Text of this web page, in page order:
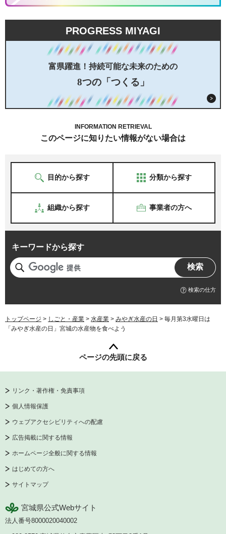
PROGRESS MIYAGI
富県躍進！持続可能な未来のための
8つの「つくる」
INFORMATION RETRIEVAL
このページに知りたい情報がない場合は
目的から探す 分類から探す
組織から探す 事業者の方へ
キーワードから探す
検索の仕方
トップページ > しごと・産業 > 水産業 > みやぎ水産の日 > 毎月第3水曜日は
「みやぎ水産の日」宮城の水産物を食べよう
ページの先頭に戻る
リンク・著作権・免責事項
個人情報保護
ウェブアクセシビリティへの配慮
広告掲載に関する情報
ホームページ全般に関する情報
はじめての方へ
サイトマップ
宮城県公式Webサイト
法人番号8000020040002